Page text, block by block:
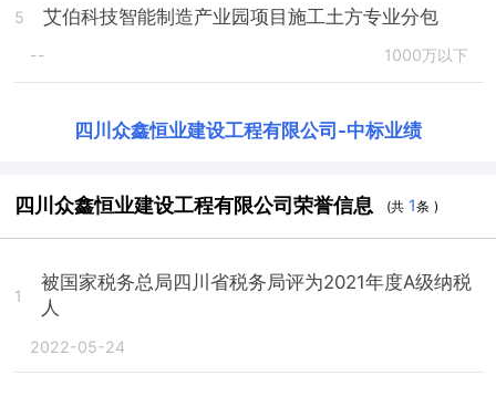
5 艾伯科技智能制造产业园项目施工土方专业分包
-- 1000万以下
四川众鑫恒业建设工程有限公司 -中标业绩
四川众鑫恒业建设工程有限公司荣誉信息 (共 1条 )
1
被国家税务总局四川省税务局评为2021年度A级纳税
人
2022-05-24